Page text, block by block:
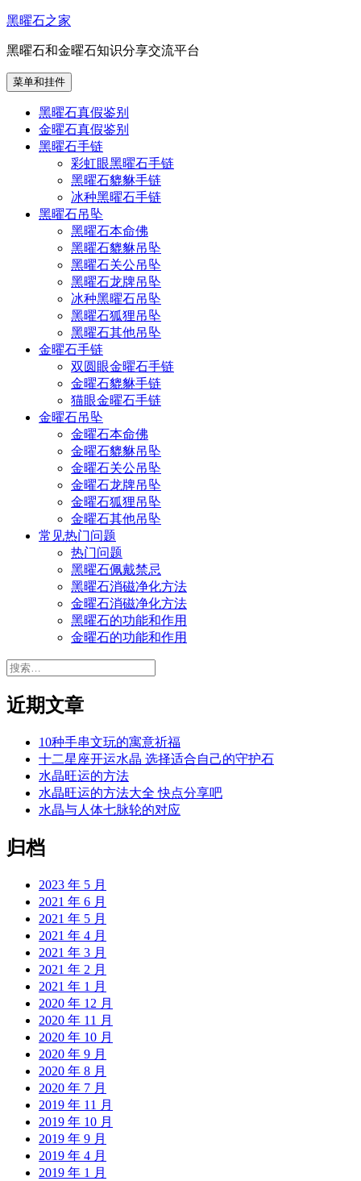
跳
内
容
黑曜石之家
黑曜石和金曜石知识分享交流平台
菜单和挂件
黑曜石真假鉴别
金曜石真假鉴别
黑曜石手链
彩虹眼黑曜石手链
黑曜石貔貅手链
冰种黑曜石手链
黑曜石吊坠
黑曜石本命佛
黑曜石貔貅吊坠
黑曜石关公吊坠
黑曜石龙牌吊坠
冰种黑曜石吊坠
黑曜石狐狸吊坠
黑曜石其他吊坠
金曜石手链
双圆眼金曜石手链
金曜石貔貅手链
猫眼金曜石手链
金曜石吊坠
金曜石本命佛
金曜石貔貅吊坠
金曜石关公吊坠
金曜石龙牌吊坠
金曜石狐狸吊坠
金曜石其他吊坠
常见热门问题
热门问题
黑曜石佩戴禁忌
黑曜石消磁净化方法
金曜石消磁净化方法
黑曜石的功能和作用
金曜石的功能和作用
搜
近期文章
10种手串文玩的寓意祈福
十二星座开运水晶 选择适合自己的守护石
水晶旺运的方法
水晶旺运的方法大全 快点分享吧
水晶与人体七脉轮的对应
归档
2023 年 5 月
2021 年 6 月
2021 年 5 月
2021 年 4 月
2021 年 3 月
2021 年 2 月
2021 年 1 月
2020 年 12 月
2020 年 11 月
2020 年 10 月
2020 年 9 月
2020 年 8 月
2020 年 7 月
2019 年 11 月
2019 年 10 月
2019 年 9 月
2019 年 4 月
2019 年 1 月